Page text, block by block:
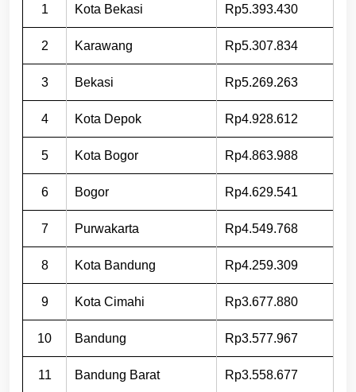
1 Kota Bekasi Rp5.393.430
2 Karawang Rp5.307.834
3 Bekasi Rp5.269.263
4 Kota Depok Rp4.928.612
5 Kota Bogor Rp4.863.988
6 Bogor Rp4.629.541
7 Purwakarta Rp4.549.768
8 Kota Bandung Rp4.259.309
9 Kota Cimahi Rp3.677.880
10 Bandung Rp3.577.967
11 Bandung Barat Rp3.558.677